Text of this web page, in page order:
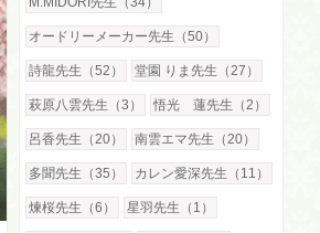
オードリーメーカー先生（50）
詩龍先生（52） 堂園 りま先生（27）
萩原八雲先生（3） 悟光 蓮先生（2）
呂香先生（20） 南雲エマ先生（20）
多聞先生（35） カレン愛深先生（11）
煉桜先生（6） 星羽先生（1）